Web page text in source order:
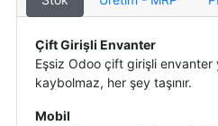
Çift Girişli Envanter
Eşsiz Odoo çift girişli
kaybolmaz, her şey taşınır.
Mobil